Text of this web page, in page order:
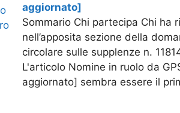
aggiornato]
Sommario Chi partecipa Chi ha
nell’apposita sezione della
circolare sulle supplenze n.
L'articolo Nomine in ruolo da
aggiornato] sembra essere il